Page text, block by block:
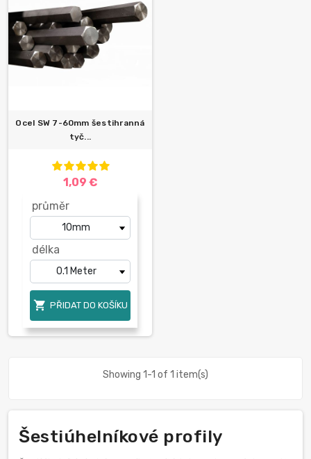
Ocel SW 7-60mm šestihranná
tyč...
1,09 €
průměr
délka
 PŘIDAT DO KOŠÍKU
Showing 1-1 of 1 item(s)
Šestiúhelníkové profily